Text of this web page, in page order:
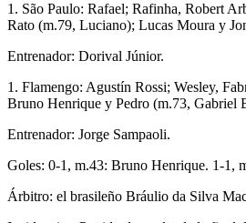
1. São Paulo: Rafael; Rafinha, Robert
Rato (m.79, Luciano); Lucas Moura y
Entrenador: Dorival Júnior.
1. Flamengo: Agustín Rossi; Wesley,
Bruno Henrique y Pedro (m.73, Gabriel
Entrenador: Jorge Sampaoli.
Goles: 0-1, m.43: Bruno Henrique. 1-1,
Árbitro: el brasileño Bráulio da Silva